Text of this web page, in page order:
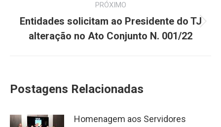
PRÓXIMO
Próximo
post:
Entidades solicitam ao Presidente do TJ
alteração no Ato Conjunto N. 001/22
Postagens Relacionadas
Homenagem aos Servidores